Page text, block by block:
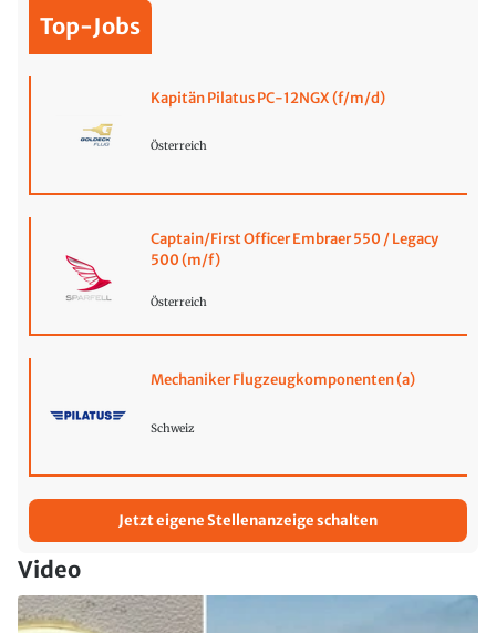
Top-Jobs
Kapitän Pilatus PC-12NGX (f/m/d)
Österreich
Captain/First Officer Embraer 550 / Legacy
500 (m/f)
Österreich
Mechaniker Flugzeugkomponenten (a)
Schweiz
Jetzt eigene Stellenanzeige schalten
Video